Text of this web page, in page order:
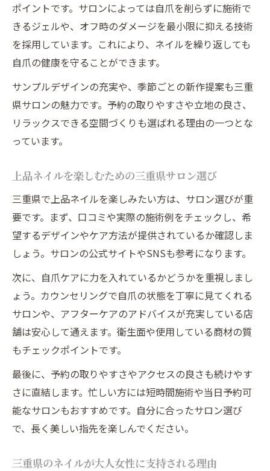
ポイントです。サロンによっては自爪を削らずに施術で
きるジェルや、オフ時のダメージを最小限に抑える技術
を採用しています。これにより、ネイルを繰り返しても
自爪の健康を守ることができます。
サンプルデザインの充実や、季節ごとの新作提案も三重
県サロンの魅力です。予約の取りやすさや立地の良さ、
リラックスできる空間づくりも選ばれる理由の一つとな
っています。
上品ネイルを楽しむための三重県サロン選び
三重県で上品ネイルを楽しみたい方は、サロン選びが重
要です。まず、口コミや実際の施術例をチェックし、希
望するデザインやケア方法が提供されているか確認しま
しょう。サロンの公式サイトやSNSも参考になります。
次に、自爪ケアに力を入れているかどうかを重視しまし
ょう。カウンセリングで自爪の状態を丁寧に見てくれる
サロンや、アフターケアのアドバイスが充実している店
舗は安心して通えます。衛生面や使用している商材の質
もチェックポイントです。
最後に、予約の取りやすさやアクセスの良さも続けやす
さに直結します。忙しい方には短時間施術や当日予約可
能なサロンもおすすめです。自分に合ったサロン選び
で、長く美しい指先を楽しんでください。
三重県のネイルが大人女性に支持される理由